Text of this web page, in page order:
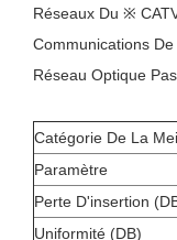
Réseaux Du ※
Communications
Réseau Optique
Catégorie De La
Paramètre
Perte D'insertion
Uniformité (DB)